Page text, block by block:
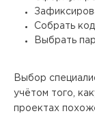
Собрать
Выбрать
Выбор
учётом того,
проектах